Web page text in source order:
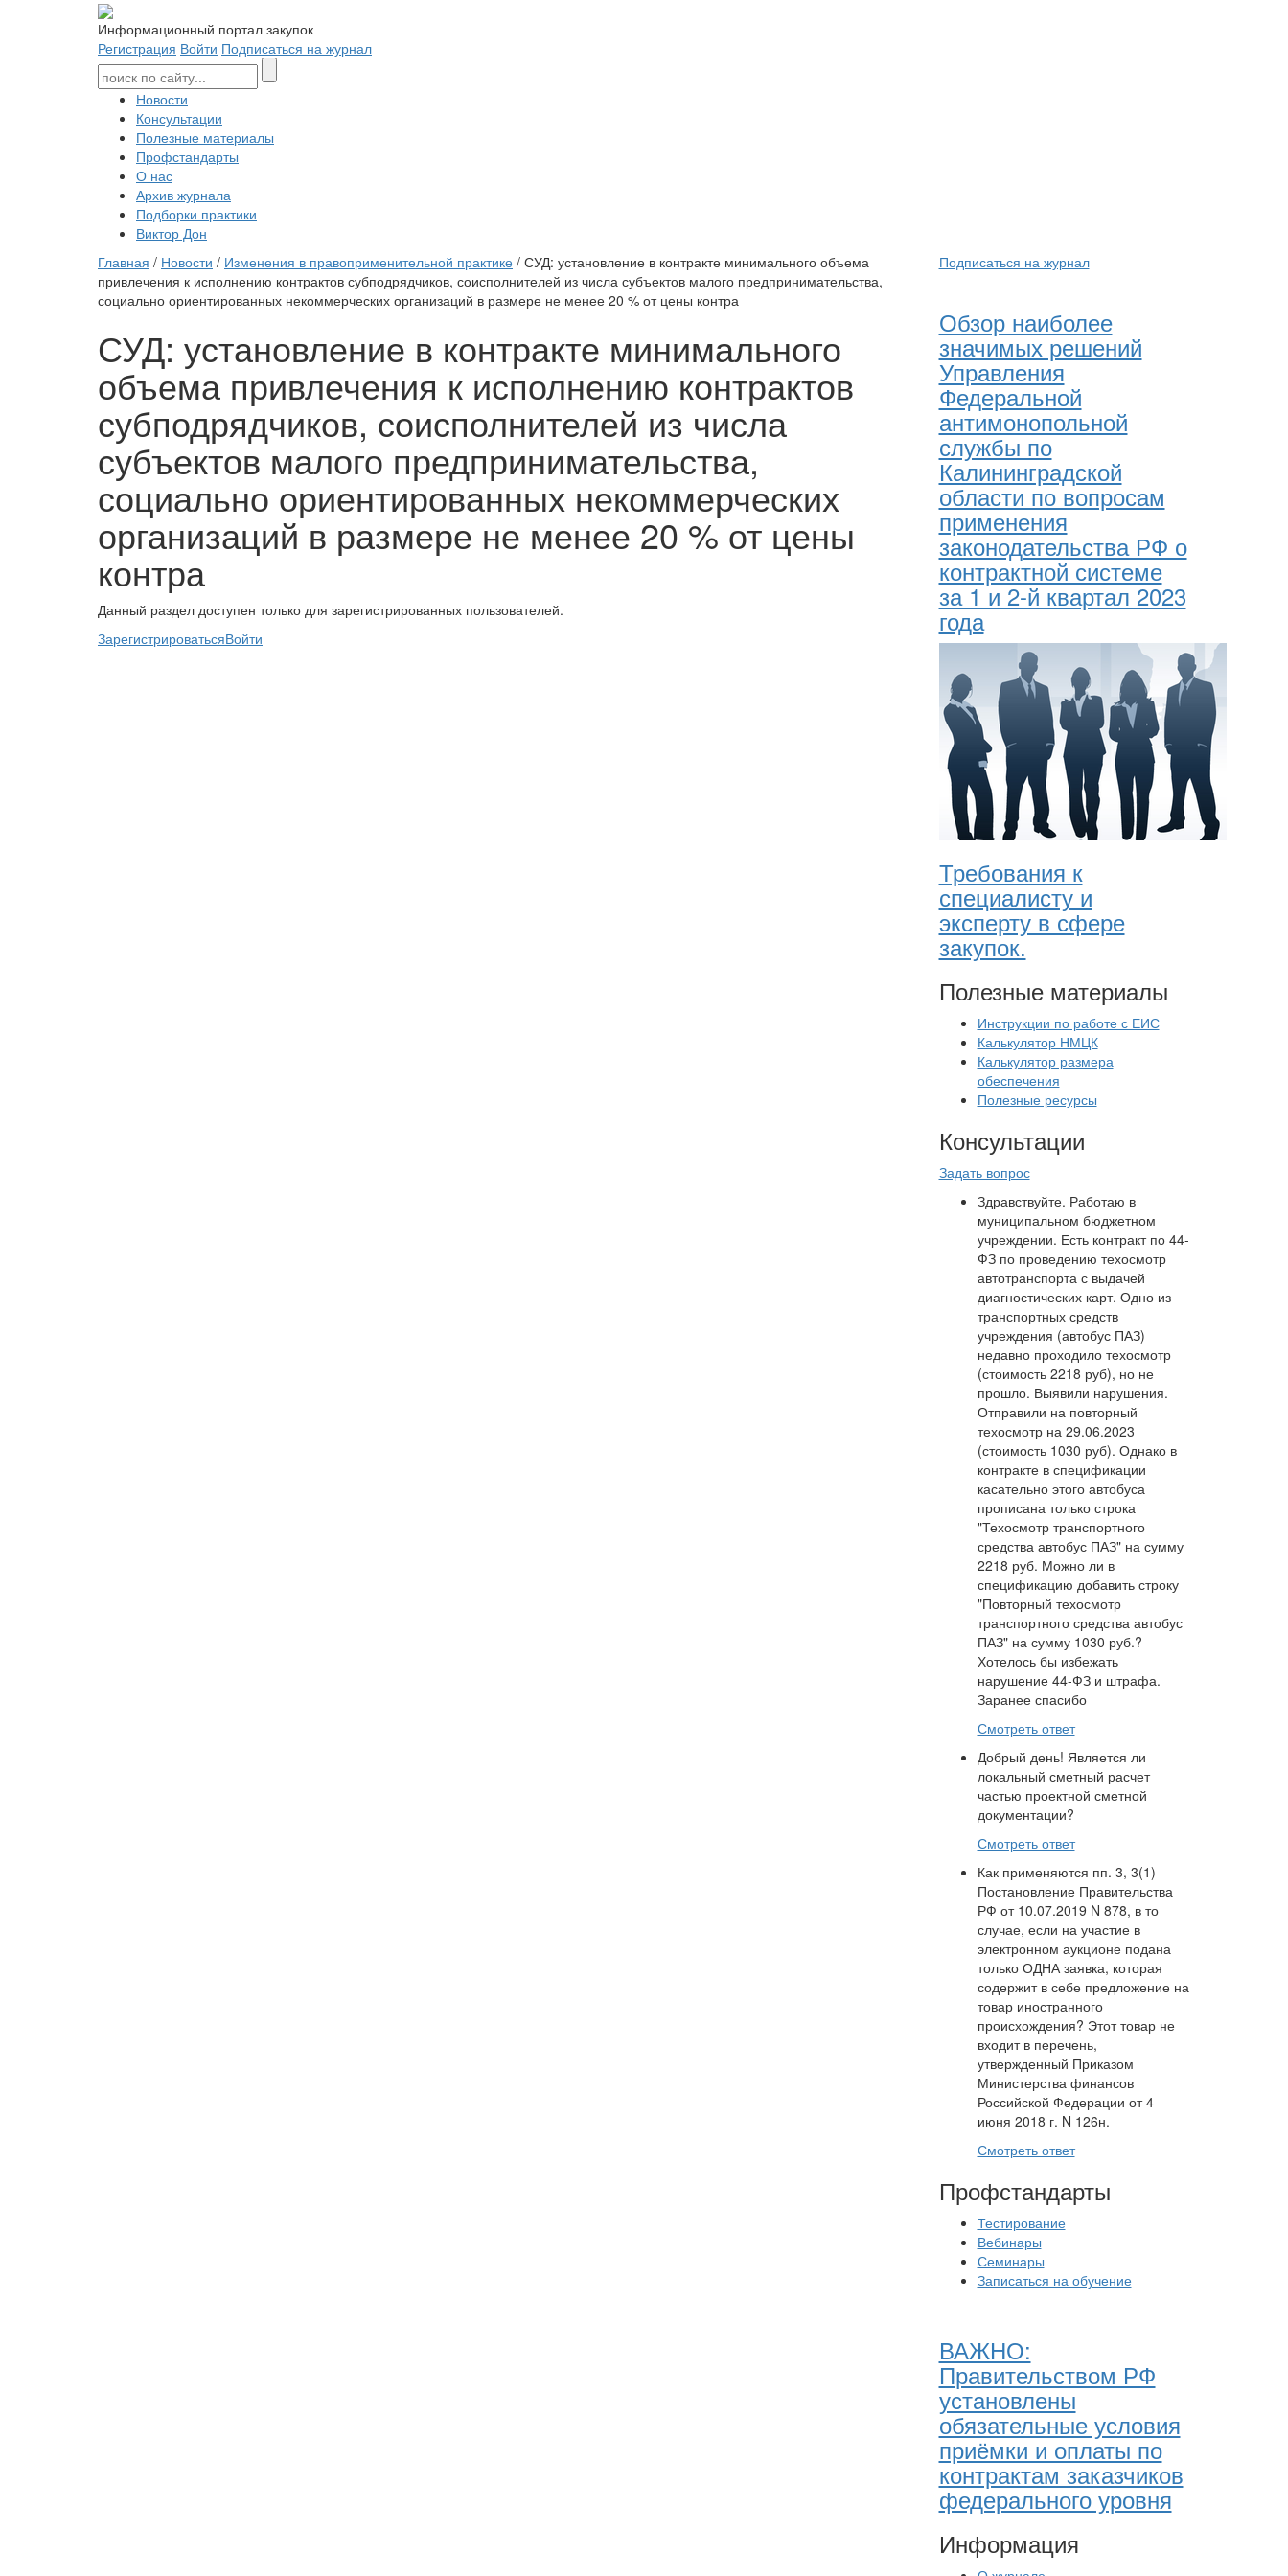
Информационный портал закупок
Регистрация Войти Подписаться на журнал
Новости
Консультации
Полезные материалы
Профстандарты
О нас
Архив журнала
Подборки практики
Виктор Дон
Главная / Новости / Изменения в правоприменительной практике / СУД: установление в контракте минимального объема
привлечения к исполнению контрактов субподрядчиков, соисполнителей из числа субъектов малого предпринимательства,
социально ориентированных некоммерческих организаций в размере не менее 20 % от цены контра
СУД: установление в контракте минимального
объема привлечения к исполнению контрактов
субподрядчиков, соисполнителей из числа
субъектов малого предпринимательства,
социально ориентированных некоммерческих
организаций в размере не менее 20 % от цены
контра
Данный раздел доступен только для зарегистрированных пользователей.
ЗарегистрироватьсяВойти
Подписаться на журнал
Обзор наиболее
значимых решений
Управления
Федеральной
антимонопольной
службы по
Калининградской
области по вопросам
применения
законодательства РФ о
контрактной системе
за 1 и 2-й квартал 2023
года
Требования к
специалисту и
эксперту в сфере
закупок.
Полезные материалы
Инструкции по работе с ЕИС
Калькулятор НМЦК
Калькулятор размера
обеспечения
Полезные ресурсы
Консультации
Задать вопрос
Здравствуйте. Работаю в
муниципальном бюджетном
учреждении. Есть контракт по 44-
ФЗ по проведению техосмотр
автотранспорта с выдачей
диагностических карт. Одно из
транспортных средств
учреждения (автобус ПАЗ)
недавно проходило техосмотр
(стоимость 2218 руб), но не
прошло. Выявили нарушения.
Отправили на повторный
техосмотр на 29.06.2023
(стоимость 1030 руб). Однако в
контракте в спецификации
касательно этого автобуса
прописана только строка
"Техосмотр транспортного
средства автобус ПАЗ" на сумму
2218 руб. Можно ли в
спецификацию добавить строку
"Повторный техосмотр
транспортного средства автобус
ПАЗ" на сумму 1030 руб.?
Хотелось бы избежать
нарушение 44-ФЗ и штрафа.
Заранее спасибо
Смотреть ответ
Добрый день! Является ли
локальный сметный расчет
частью проектной сметной
документации?
Смотреть ответ
Как применяются пп. 3, 3(1)
Постановление Правительства
РФ от 10.07.2019 N 878, в то
случае, если на участие в
электронном аукционе подана
только ОДНА заявка, которая
содержит в себе предложение на
товар иностранного
происхождения? Этот товар не
входит в перечень,
утвержденный Приказом
Министерства финансов
Российской Федерации от 4
июня 2018 г. N 126н.
Смотреть ответ
Профстандарты
Тестирование
Вебинары
Семинары
Записаться на обучение
ВАЖНО:
Правительством РФ
установлены
обязательные условия
приёмки и оплаты по
контрактам заказчиков
федерального уровня
Информация